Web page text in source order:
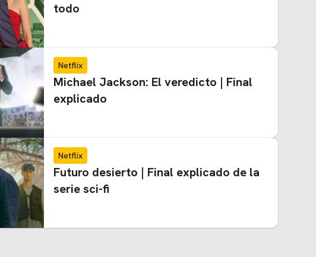
todo
Netflix
Michael Jackson: El veredicto | Final
explicado
Netflix
Futuro desierto | Final explicado de la
serie sci-fi